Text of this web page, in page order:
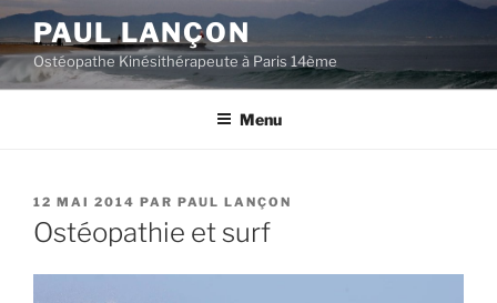
Aller
au
contenu
principal
PAUL LANÇON
Ostéopathe Kinésithérapeute à Paris 14ème
Menu
PUBLIÉ
LE
12 MAI 2014 PAR PAUL LANÇON
Ostéopathie et surf